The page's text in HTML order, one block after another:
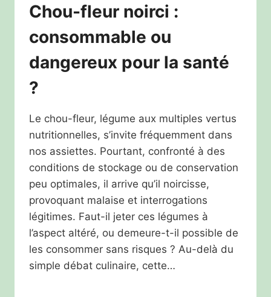
Chou-fleur noirci :
consommable ou
dangereux pour la santé
?
Le chou-fleur, légume aux multiples vertus
nutritionnelles, s’invite fréquemment dans
nos assiettes. Pourtant, confronté à des
conditions de stockage ou de conservation
peu optimales, il arrive qu’il noircisse,
provoquant malaise et interrogations
légitimes. Faut-il jeter ces légumes à
l’aspect altéré, ou demeure-t-il possible de
les consommer sans risques ? Au-delà du
simple débat culinaire, cette…